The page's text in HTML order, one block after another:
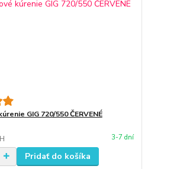
GIG 720/550 ČERVENÉ
3-7 dní
Pridať do košíka